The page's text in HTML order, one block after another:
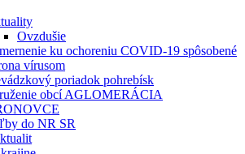
Ovzdušie
ku ochoreniu COVID-19 spôsobené
vírusom
poriadok pohrebísk
obcí AGLOMERÁCIA
do NR SR